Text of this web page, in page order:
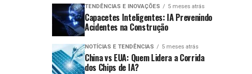
TENDÊNCIAS E INOVAÇÕES 5 meses atrás
Capacetes Inteligentes: IA Prevenindo
Acidentes na Construção
NOTÍCIAS E TENDÊNCIAS 5 meses atrás
China vs EUA: Quem Lidera a Corrida
dos Chips de IA?